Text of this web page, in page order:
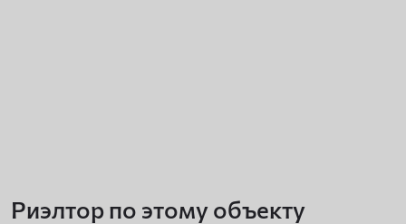
Риэлтор по этому объекту